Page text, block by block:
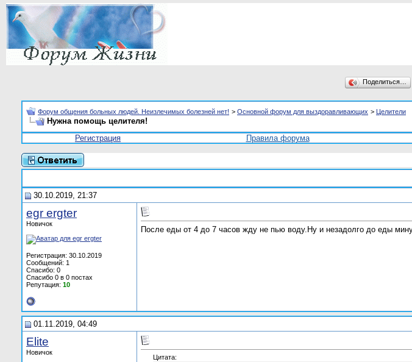
Поделиться…
Форум общения больных людей. Неизлечимых болезней нет! > Основной форум для выздоравливающих > Целители
Нужна помощь целителя!
Регистрация Правила форума
30.10.2019, 21:37
egr ergter
Новичок
Регистрация: 30.10.2019
Сообщений: 1
Спасибо: 0
Спасибо 0 в 0 постах
Репутация: 10
После еды от 4 до 7 часов жду не пью воду.Ну и незадолго до еды
01.11.2019, 04:49
Elite
Новичок
Цитата: